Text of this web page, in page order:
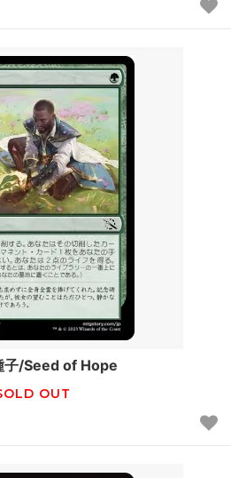
子/Seed of Hope
OUT